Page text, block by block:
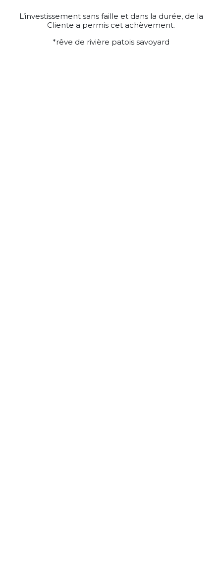
L’investissement sans faille et dans la durée, de la
Cliente a permis cet achèvement.
*rêve de rivière patois savoyard